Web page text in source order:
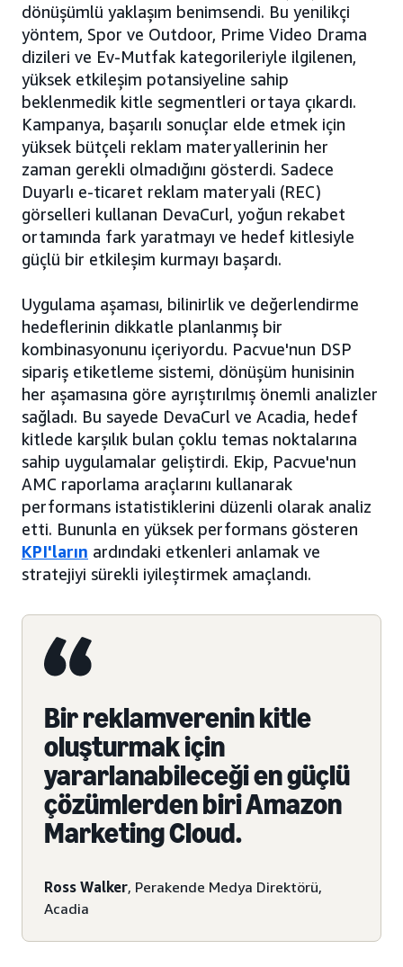
dönüşümlü yaklaşım benimsendi. Bu yenilikçi
yöntem, Spor ve Outdoor, Prime Video Drama
dizileri ve Ev-Mutfak kategorileriyle ilgilenen,
yüksek etkileşim potansiyeline sahip
beklenmedik kitle segmentleri ortaya çıkardı.
Kampanya, başarılı sonuçlar elde etmek için
yüksek bütçeli reklam materyallerinin her
zaman gerekli olmadığını gösterdi. Sadece
Duyarlı e-ticaret reklam materyali (REC)
görselleri kullanan DevaCurl, yoğun rekabet
ortamında fark yaratmayı ve hedef kitlesiyle
güçlü bir etkileşim kurmayı başardı.
Uygulama aşaması, bilinirlik ve değerlendirme
hedeflerinin dikkatle planlanmış bir
kombinasyonunu içeriyordu. Pacvue'nun DSP
sipariş etiketleme sistemi, dönüşüm hunisinin
her aşamasına göre ayrıştırılmış önemli analizler
sağladı. Bu sayede DevaCurl ve Acadia, hedef
kitlede karşılık bulan çoklu temas noktalarına
sahip uygulamalar geliştirdi. Ekip, Pacvue'nun
AMC raporlama araçlarını kullanarak
performans istatistiklerini düzenli olarak analiz
etti. Bununla en yüksek performans gösteren
KPI'ların ardındaki etkenleri anlamak ve
stratejiyi sürekli iyileştirmek amaçlandı.
Bir reklamverenin kitle
oluşturmak için
yararlanabileceği en güçlü
çözümlerden biri Amazon
Marketing Cloud.
Ross Walker, Perakende Medya Direktörü,
Acadia